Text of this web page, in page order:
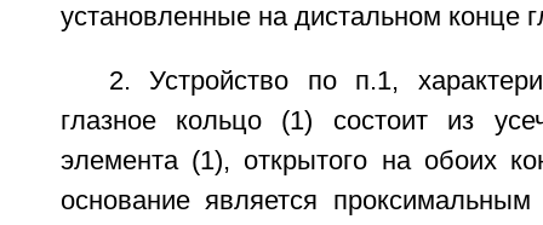
установленные на дистальном конце
2. Устройство по п.1,
глазное кольцо (1) состоит из
элемента (1), открытого на обоих
основание является